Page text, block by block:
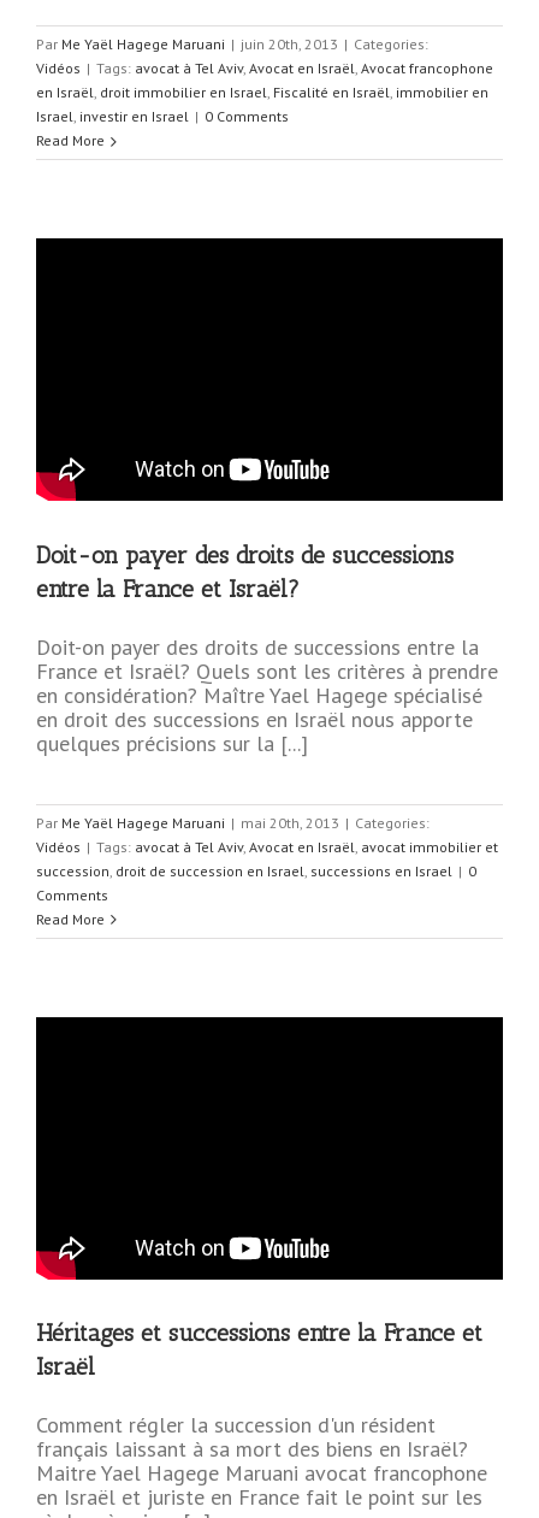
Par Me Yaël Hagege Maruani | juin 20th, 2013 | Categories:
Vidéos | Tags: avocat à Tel Aviv, Avocat en Israël, Avocat francophone
en Israël, droit immobilier en Israel, Fiscalité en Israël, immobilier en
Israel, investir en Israel | 0 Comments
Read More
Doit-on payer des droits de successions
entre la France et Israël?
Doit-on payer des droits de successions entre la
France et Israël? Quels sont les critères à prendre
en considération? Maître Yael Hagege spécialisé
en droit des successions en Israël nous apporte
quelques précisions sur la [...]
Par Me Yaël Hagege Maruani | mai 20th, 2013 | Categories:
Vidéos | Tags: avocat à Tel Aviv, Avocat en Israël avocat immobilier et
succession droit de succession en Israel successions en Israel | 0
Comments
Read More
Héritages et successions entre la France et
Israël
Comment régler la succession d'un résident
français laissant à sa mort des biens en Israël?
Maitre Yael Hagege Maruani avocat francophone
en Israël et juriste en France fait le point sur les